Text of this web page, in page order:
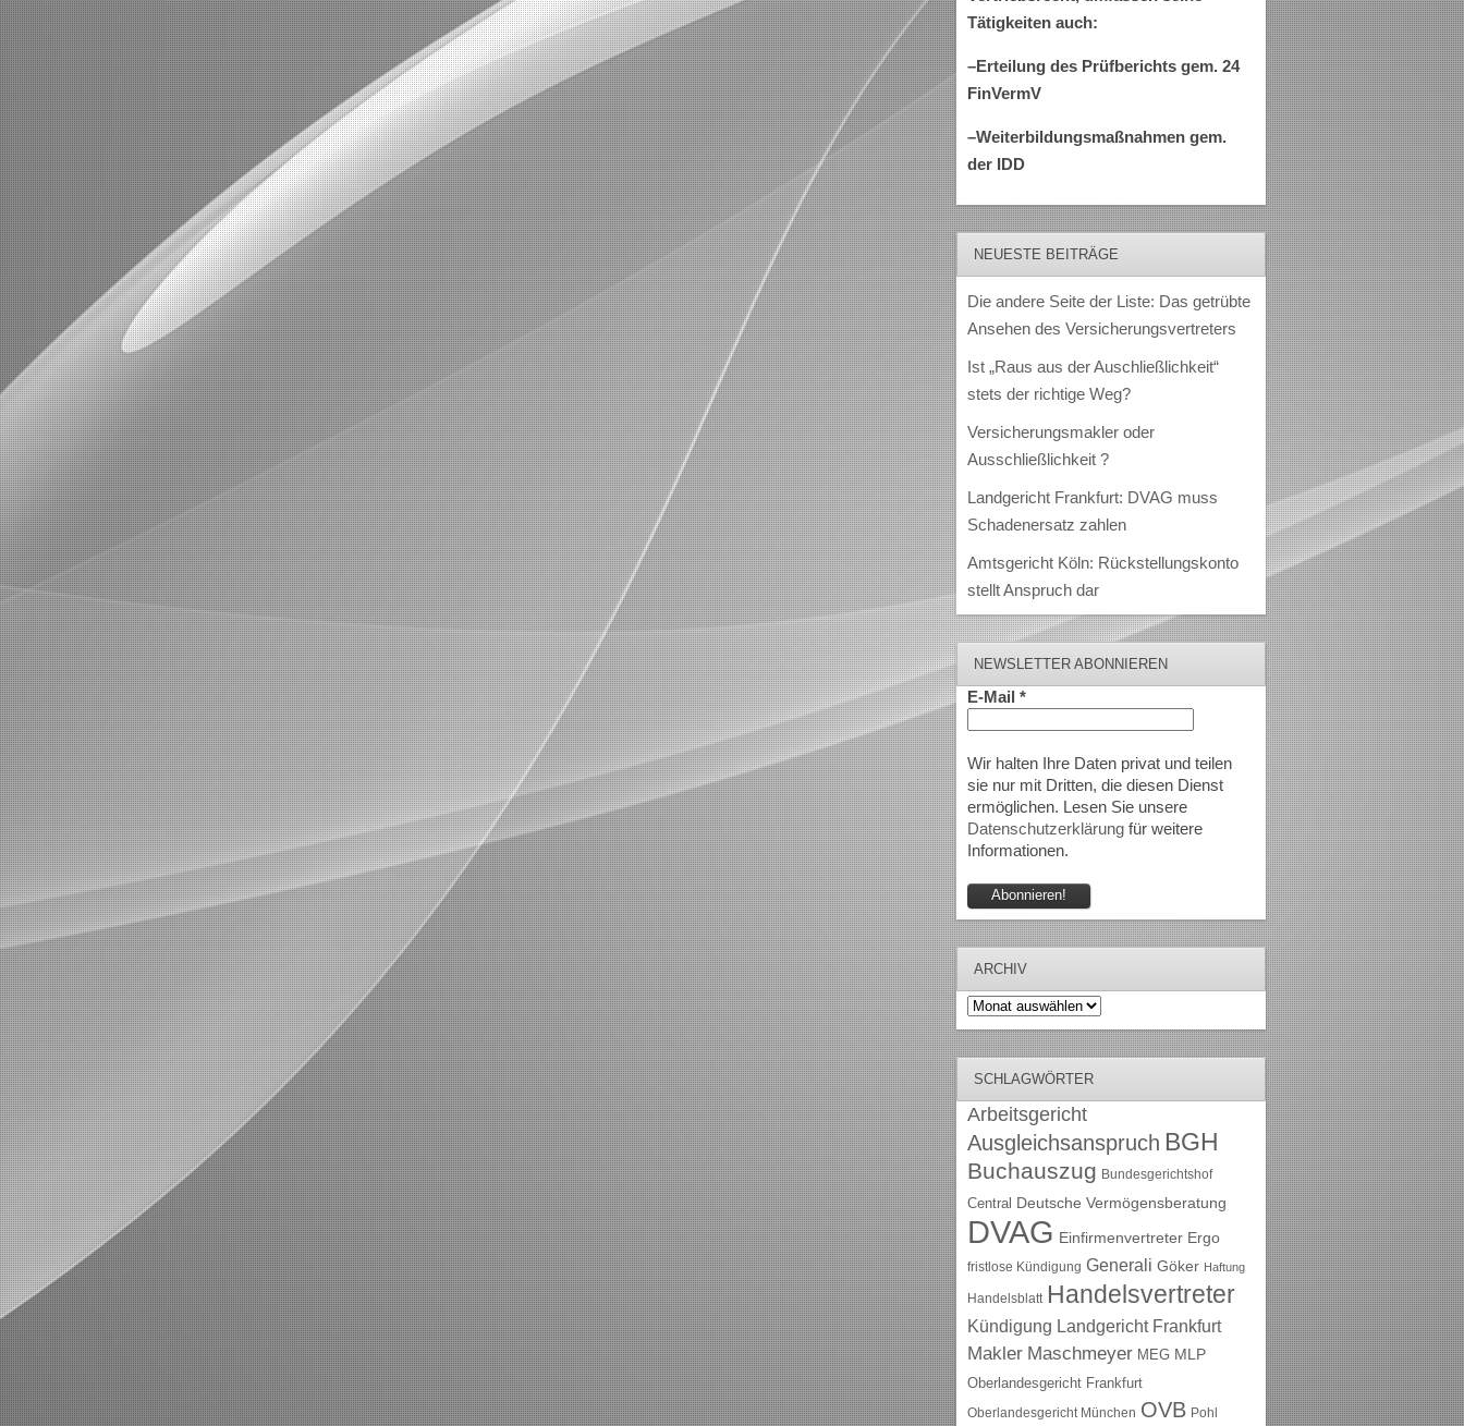
Tätigkeiten auch:
–Erteilung des Prüfberichts gem. 24
FinVermV
–Weiterbildungsmaßnahmen gem.
der IDD
NEUESTE BEITRÄGE
Die andere Seite der Liste: Das getrübte
Ansehen des Versicherungsvertreters
Ist „Raus aus der Auschließlichkeit“
stets der richtige Weg?
Versicherungsmakler oder
Ausschließlichkeit ?
Landgericht Frankfurt: DVAG muss
Schadenersatz zahlen
Amtsgericht Köln: Rückstellungskonto
stellt Anspruch dar
NEWSLETTER ABONNIEREN
E-Mail *
Wir halten Ihre Daten privat und teilen
sie nur mit Dritten, die diesen Dienst
ermöglichen. Lesen Sie unsere
Datenschutzerklärungfür weitere
Informationen.
ARCHIV
Archiv
SCHLAGWÖRTER
Arbeitsgericht
Ausgleichsanspruch BGH
Buchauszug Bundesgerichtshof
Central Deutsche Vermögensberatung
DVAG Einfirmenvertreter Ergo
fristlose Kündigung Generali Göker Haftung
Handelsblatt Handelsvertreter
Kündigung Landgericht Frankfurt
Makler Maschmeyer MEG MLP
Oberlandesgericht Frankfurt
Oberlandesgericht München OVB Pohl